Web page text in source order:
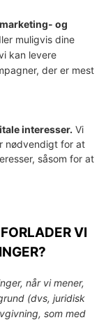
og
muligvis dine
kan levere
der er mest
interesser. Vi
nødvendigt for at
såsom for at
VI
når vi mener,
(dvs, juridisk
som med